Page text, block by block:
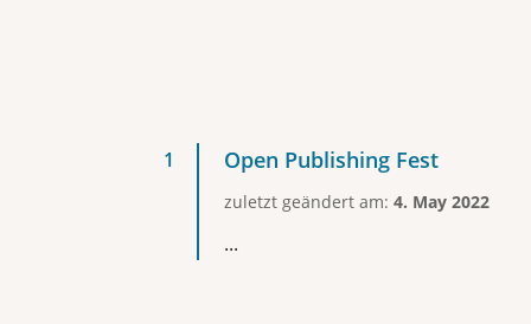
Open Publishing Fest
zuletzt geändert am: 4. May 2022
...